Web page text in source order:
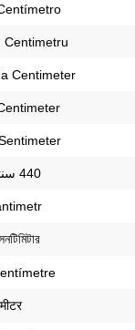
Centimetru
Centimeter